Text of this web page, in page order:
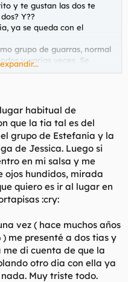
y te gustan las dos te
Y??
ya se queda con el
grupo de guarras, normal
y varias veces. Se
de tias y pasando de hacer
habitual de
que la tia tal es del
grupo de Estefanía y la
de Jessica. Luego si
en mi salsa y me
ojos hundidos, mirada
quiero es ir al lugar en
:cry:
vez ( hace muchos años
) me presenté a dos tias y
me di cuenta de que la
otro dia con ella ya
Muy triste todo.